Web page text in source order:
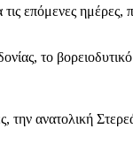
επόμενες ημέρες,
το
την ανατολική